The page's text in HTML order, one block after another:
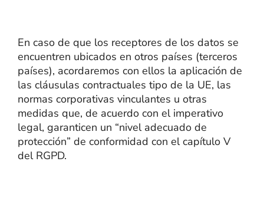
En caso de que los receptores de los datos se
encuentren ubicados en otros países (terceros
países), acordaremos con ellos la aplicación de
las cláusulas contractuales tipo de la UE, las
normas corporativas vinculantes u otras
medidas que, de acuerdo con el imperativo
legal, garanticen un “nivel adecuado de
protección” de conformidad con el capítulo V
del RGPD.